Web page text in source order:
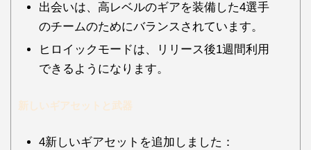
出会いは、高レベルのギアを装備した4選手
のチームのためにバランスされています。
ヒロイックモードは、リリース後1週間利用
できるようになります。
新しいギアセットと武器
4新しいギアセットを追加しました：